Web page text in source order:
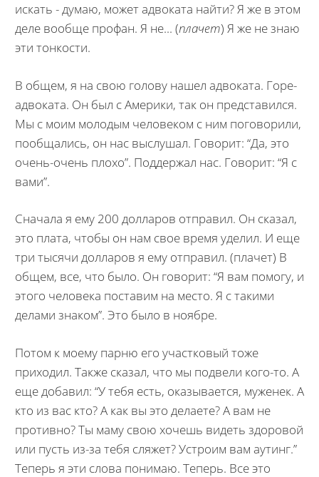
искать - думаю, может адвоката найти? Я же в этом
деле вообще профан. Я не... (плачет) Я же не знаю
эти тонкости.
В общем, я на свою голову нашел адвоката. Горе-
адвоката. Он был с Америки, так он представился.
Мы с моим молодым человеком с ним поговорили,
пообщались, он нас выслушал. Говорит: “Да, это
очень-очень плохо”. Поддержал нас. Говорит: “Я с
вами”.
Сначала я ему 200 долларов отправил. Он сказал,
это плата, чтобы он нам свое время уделил. И еще
три тысячи долларов я ему отправил. (плачет) В
общем, все, что было. Он говорит: “Я вам помогу, и
этого человека поставим на место. Я с такими
делами знаком”. Это было в ноябре.
Потом к моему парню его участковый тоже
приходил. Также сказал, что мы подвели кого-то. А
еще добавил: “У тебя есть, оказывается, муженек. А
кто из вас кто? А как вы это делаете? А вам не
противно? Ты маму свою хочешь видеть здоровой
или пусть из-за тебя сляжет? Устроим вам аутинг.”
Теперь я эти слова понимаю. Теперь. Все это